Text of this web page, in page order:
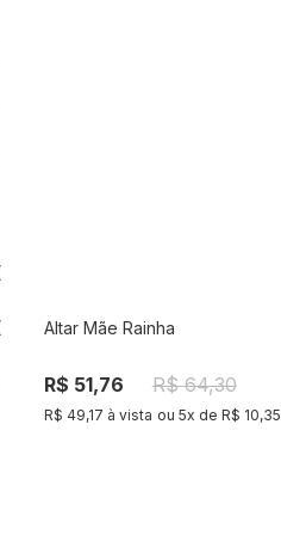
Altar Mãe Rainha
R$ 51,76 R$ 64,30
R$ 49,17 à vista ou 5x de R$ 10,35